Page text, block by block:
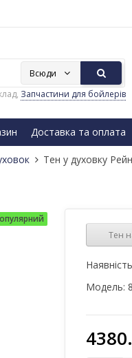
Всюди
Запчастини для бойлерів
Доставка та оплата
Тен у духовку
Тен
Модель: